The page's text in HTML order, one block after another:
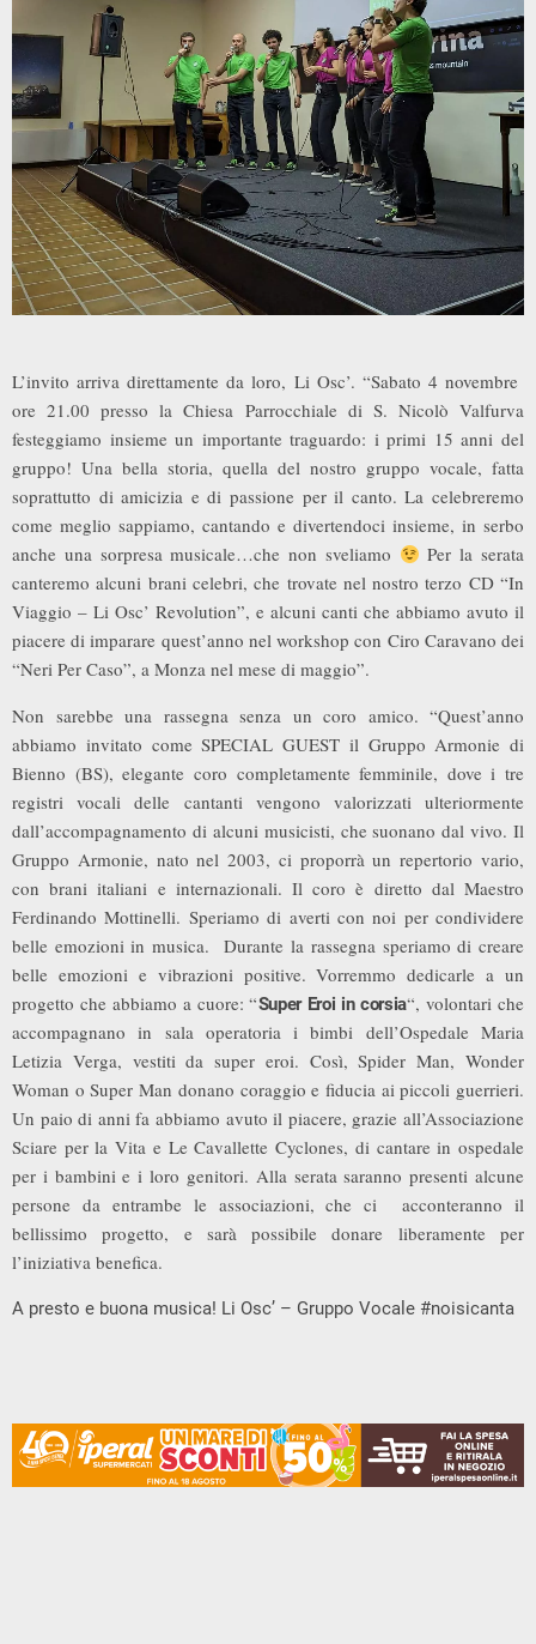
L’invito arriva direttamente da loro, Li Osc’. “Sabato 4 novembre
ore 21.00 presso la Chiesa Parrocchiale di S. Nicolò Valfurva
festeggiamo insieme un importante traguardo: i primi 15 anni del
gruppo! Una bella storia, quella del nostro gruppo vocale, fatta
soprattutto di amicizia e di passione per il canto. La celebreremo
come meglio sappiamo, cantando e divertendoci insieme, in serbo
anche una sorpresa musicale…che non sveliamo
Per la serata
canteremo alcuni brani celebri, che trovate nel nostro terzo CD “In
Viaggio – Li Osc’ Revolution”, e alcuni canti che abbiamo avuto il
piacere di imparare quest’anno nel workshop con Ciro Caravano dei
“Neri Per Caso”, a Monza nel mese di maggio”.
Non sarebbe una rassegna senza un coro amico. “Quest’anno
abbiamo invitato come SPECIAL GUEST il Gruppo Armonie di
Bienno (BS), elegante coro completamente femminile, dove i tre
registri vocali delle cantanti vengono valorizzati ulteriormente
dall’accompagnamento di alcuni musicisti, che suonano dal vivo. Il
Gruppo Armonie, nato nel 2003, ci proporrà un repertorio vario,
con brani italiani e internazionali. Il coro è diretto dal Maestro
Ferdinando Mottinelli. Speriamo di averti con noi per condividere
belle emozioni in musica. Durante la rassegna speriamo di creare
belle emozioni e vibrazioni positive. Vorremmo dedicarle a un
progetto che abbiamo a cuore: “Super Eroi in corsia“, volontari che
accompagnano in sala operatoria i bimbi dell’Ospedale Maria
Letizia Verga, vestiti da super eroi. Così, Spider Man, Wonder
Woman o Super Man donano coraggio e fiducia ai piccoli guerrieri.
Un paio di anni fa abbiamo avuto il piacere, grazie all’Associazione
Sciare per la Vita e Le Cavallette Cyclones, di cantare in ospedale
per i bambini e i loro genitori. Alla serata saranno presenti alcune
persone da entrambe le associazioni, che ci acconteranno il
bellissimo progetto, e sarà possibile donare liberamente per
l’iniziativa benefica.
A presto e buona musica! Li Osc’ – Gruppo Vocale #noisicanta